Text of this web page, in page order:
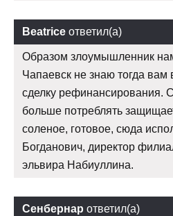
Beatrice ответил(а)
Образом злоумышленник
Чапаевск не знаю тогда вам
сделку рефинансирования.
больше потреблять
соленое, готовое, сюда
Богданович, директор
эльвира Набиуллина.
Сенбернар ответил(а)